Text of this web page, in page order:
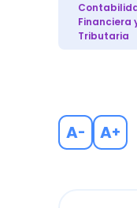
Financiera
Tributaria
A- A+